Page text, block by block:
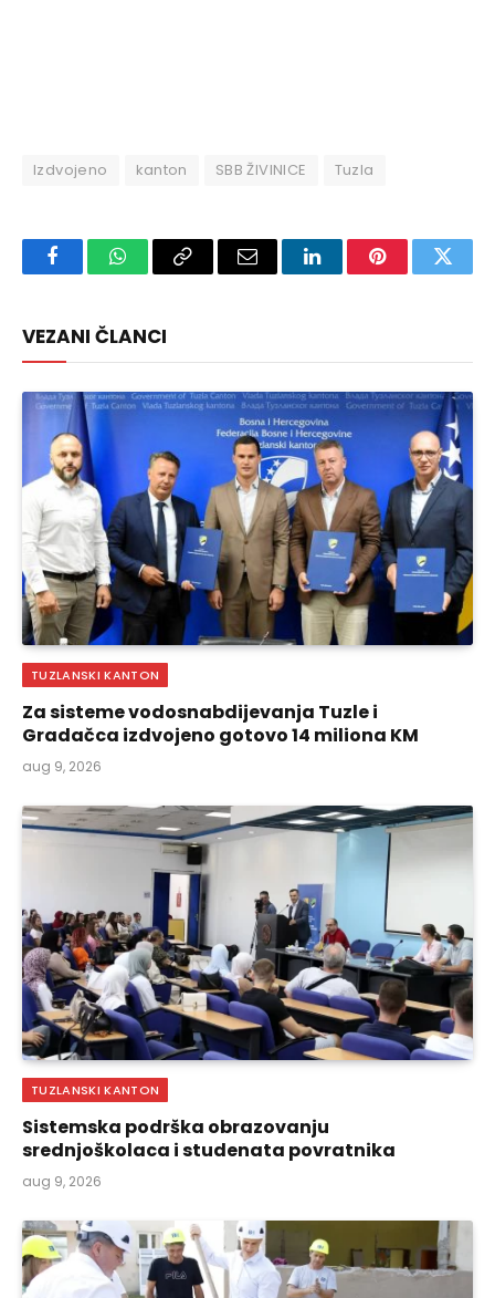
Izdvojeno kanton SBB ŽIVINICE Tuzla
FacebookWhatsAppCopy
Email LinkedInPinterest
VEZANI ČLANCI
TUZLANSKI KANTON
Za sisteme vodosnabdijevanja Tuzle i
Gradačca izdvojeno gotovo 14 miliona KM
aug 9, 2026
TUZLANSKI KANTON
Sistemska podrška obrazovanju
srednjoškolaca i studenata povratnika
aug 9, 2026